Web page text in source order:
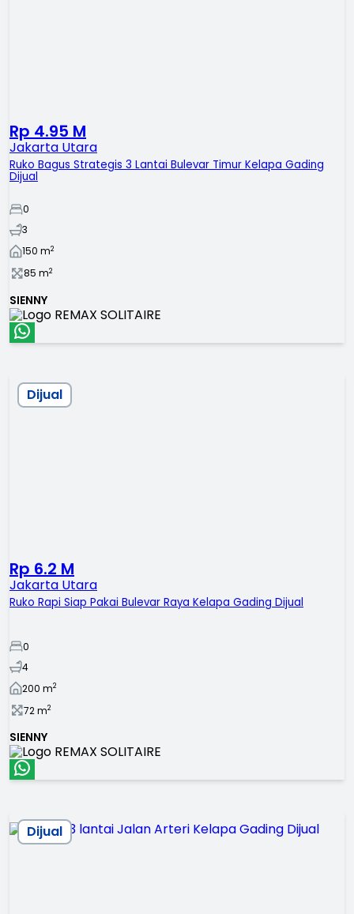
Rp 4.95 M
Jakarta Utara
Ruko Bagus Strategis 3 Lantai Bulevar Timur Kelapa Gading
Dijual
0
3
150 m2
85 m2
SIENNY
Dijual
Rp 6.2 M
Jakarta Utara
Ruko Rapi Siap Pakai Bulevar Raya Kelapa Gading Dijual
0
4
200 m2
72m2
SIENNY
Dijual